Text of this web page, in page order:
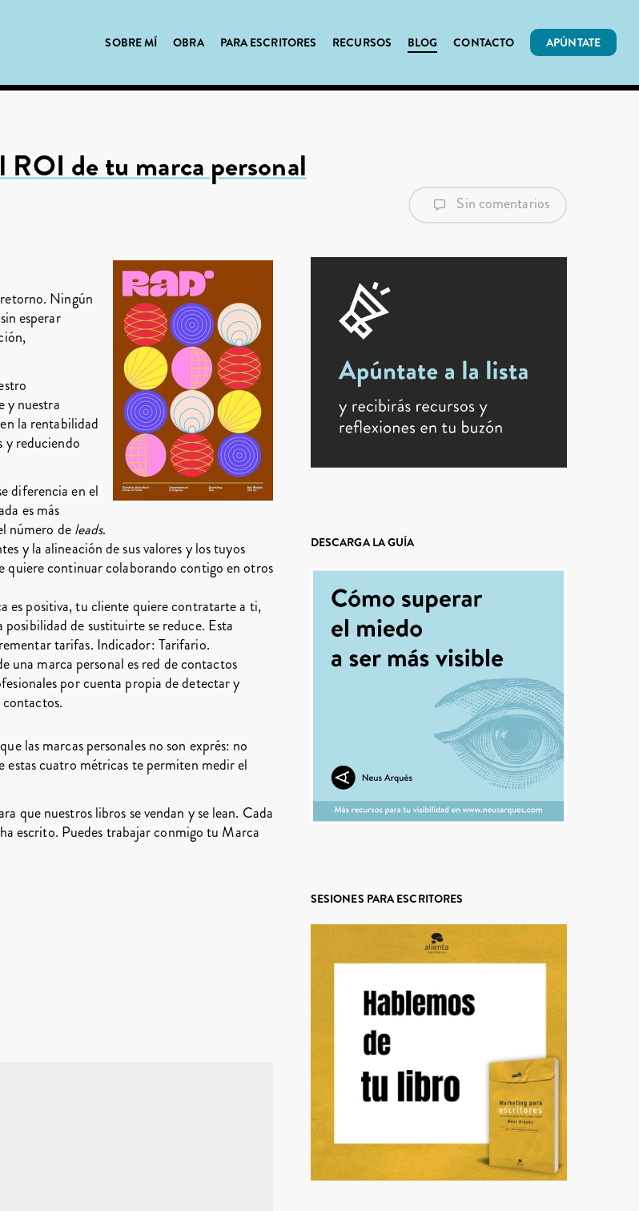
SOBRE MÍ OBRA PARA ESCRITORES RECURSOS BLOG CONTACTO APÚNTATE
de tu marca personal
Sin comentarios
Ningún
esperar
y nuestra
la rentabilidad
y reduciendo
diferencia en el
es más
número deleads.
y la alineación de sus valores y los tuyos
quiere continuar colaborando contigo en otros
es positiva, tu cliente quiere contratarte a ti,
de sustituirte se reduce. Esta
tarifas. Indicador: Tarifario.
una marca personal es red de contactos
por cuenta propia de detectar y
las marcas personales no son exprés: no
estas cuatro métricas te permiten medir el
que nuestros libros se vendan y se lean. Cada
escrito. Puedes trabajar conmigo tu Marca
DESCARGA LA GUÍA
SESIONES PARA ESCRITORES